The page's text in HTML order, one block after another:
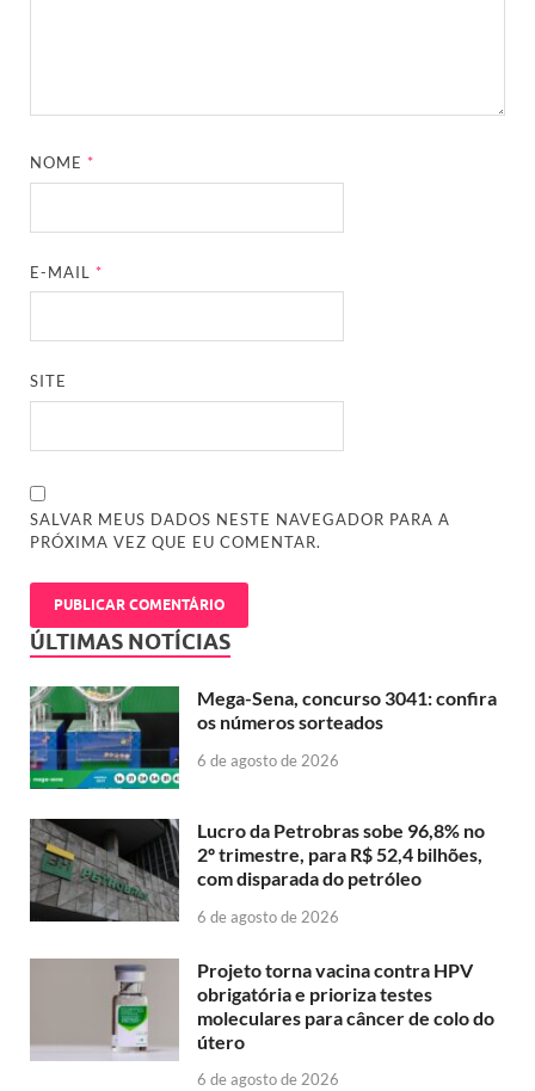
NOME*
E-MAIL*
SITE
SALVAR MEUS DADOS NESTE NAVEGADOR PARA A
PRÓXIMA VEZ QUE EU COMENTAR.
ÚLTIMAS NOTÍCIAS
Mega-Sena, concurso 3041: confira
os números sorteados
6 de agosto de 2026
Lucro da Petrobras sobe 96,8% no
2º trimestre, para R$ 52,4 bilhões,
com disparada do petróleo
6 de agosto de 2026
Projeto torna vacina contra HPV
obrigatória e prioriza testes
moleculares para câncer de colo do
útero
6 de agosto de 2026